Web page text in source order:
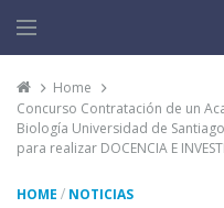
Home
Concurso Contratación de un
Biología Universidad de
para realizar DOCENCIA E
HOME / NOTICIAS